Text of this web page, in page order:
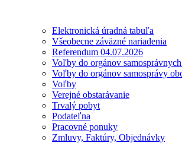
Elektronická úradná tabuľa
Všeobecne záväzné nariadenia
Referendum 04.07.2026
Voľby do orgánov
Voľby do orgánov samosprávy
Voľby
Verejné obstarávanie
Trvalý pobyt
Podateľna
Pracovné ponuky
Zmluvy, Faktúry, Objednávky